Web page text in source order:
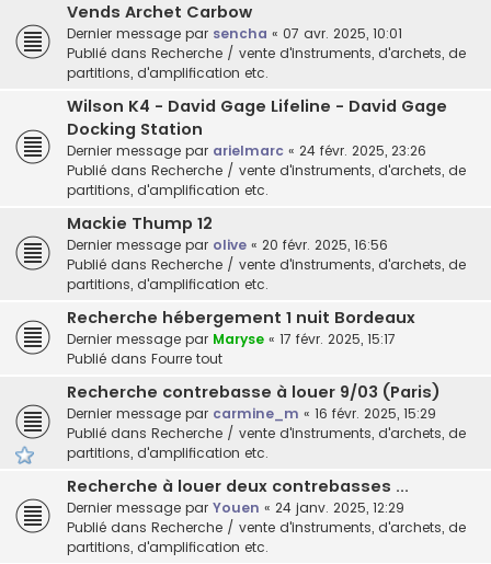
Vends Archet Carbow
Dernier message par sencha « 07 avr. 2025, 10:01
Publié dans Recherche / vente d'instruments, d'archets, de
partitions, d'amplification etc.
Wilson K4 - David Gage Lifeline - David Gage
Docking Station
Dernier message par arielmarc « 24 févr. 2025, 23:26
Publié dans Recherche / vente d'instruments, d'archets, de
partitions, d'amplification etc.
Mackie Thump 12
Dernier message par olive « 20 févr. 2025, 16:56
Publié dans Recherche / vente d'instruments, d'archets, de
partitions, d'amplification etc.
Recherche hébergement 1 nuit Bordeaux
Dernier message par Maryse « 17 févr. 2025, 15:17
Publié dans Fourre tout
Recherche contrebasse à louer 9/03 (Paris)
Dernier message par carmine_m « 16 févr. 2025, 15:29
Publié dans Recherche / vente d'instruments, d'archets, de
partitions, d'amplification etc.
Recherche à louer deux contrebasses ...
Dernier message par Youen « 24 janv. 2025, 12:29
Publié dans Recherche / vente d'instruments, d'archets, de
partitions, d'amplification etc.